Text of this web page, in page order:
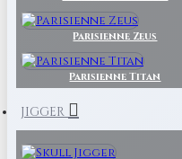
Parisienne Zeus
Parisienne Titan
JIGGER